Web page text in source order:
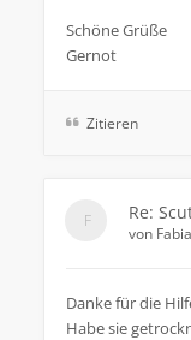
Schöne Grüße
Gernot
Zitieren
Re:
von
Danke für die
Habe sie